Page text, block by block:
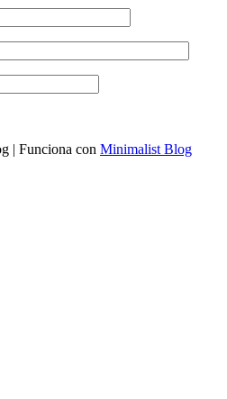
| Funciona con Minimalist Blog